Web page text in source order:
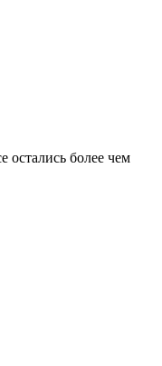
остались более чем